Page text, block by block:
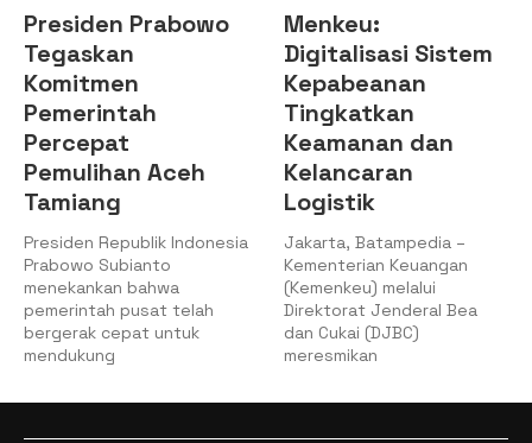
Presiden Prabowo
Tegaskan
Komitmen
Pemerintah
Percepat
Pemulihan Aceh
Tamiang
Presiden Republik Indonesia
Prabowo Subianto
menekankan bahwa
pemerintah pusat telah
bergerak cepat untuk
mendukung
Menkeu:
Digitalisasi Sistem
Kepabeanan
Tingkatkan
Keamanan dan
Kelancaran
Logistik
Jakarta, Batampedia –
Kementerian Keuangan
(Kemenkeu) melalui
Direktorat Jenderal Bea
dan Cukai (DJBC)
meresmikan